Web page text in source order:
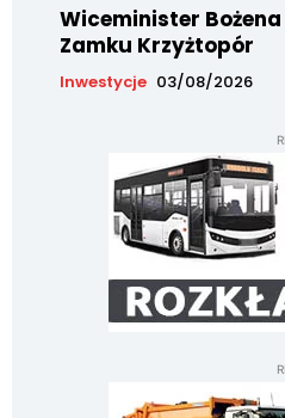
Wiceminister
Zamku Krzyżtopór
Inwestycje 03/08/2026